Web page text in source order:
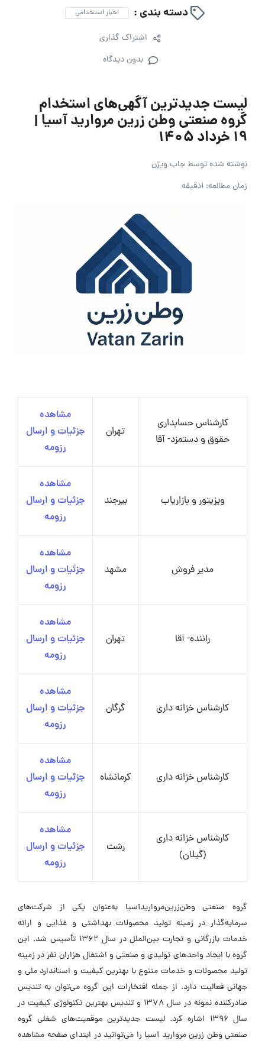
دسته بندی : اخبار استخدامی
اشتراک گذاری
بدون دیدگاه
لیست جدیدترین آگهی‌های استخدام
گروه صنعتی وطن زرین مروارید آسیا |
۱۹ خرداد ۱۴۰۵
نوشته شده توسطجاب ویژن
زمان مطالعه: 1دقیقه
کارشناس حسابداری
حقوق و دستمزد- آقا
تهران
مشاهده
جزئیات و ارسال
رزومه
ویزیتور و بازاریاب بیرجند
مشاهده
جزئیات و ارسال
رزومه
مدیر فروش مشهد
مشاهده
جزئیات و ارسال
رزومه
راننده- آقا تهران
مشاهده
جزئیات و ارسال
رزومه
کارشناس خزانه داری گرگان
مشاهده
جزئیات و ارسال
رزومه
کارشناس خزانه داری کرمانشاه
مشاهده
جزئیات و ارسال
رزومه
کارشناس خزانه داری
(گیلان)
رشت
مشاهده
جزئیات و ارسال
رزومه
گروه صنعتی وطن‌زرین‌مروارید‌آسیا به‌عنوان یکی از شرکت‌های
سرمایه‌گذار در زمینه تولید محصولات بهداشتی و غذایی و ارائه
خدمات بازرگانی و تجارت بین‌الملل در سال ۱۳۶۲ تأسیس شد. این
گروه با ایجاد واحدهای تولیدی و صنعتی و اشتغال هزاران نفر در زمینه
تولید محصولات و خدمات متنوع با بهترین کیفیت و استاندارد ملی و
جهانی فعالیت دارد. از جمله افتخارات این گروه می‌توان به تندیس
صادرکننده نمونه در سال ۱۳۷۸ و تندیس بهترین تکنولوژی کیفیت در
سال ۱۳۹۶ اشاره کرد. لیست جدیدترین موقعیت‌های شغلی گروه
صنعتی وطن زرین مروارید آسیا را می‌توانید در ابتدای صفحه مشاهده